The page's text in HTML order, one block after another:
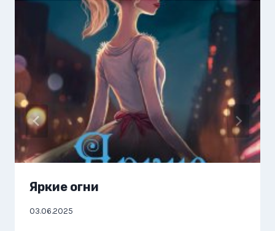
Яркие огни
03.06.2025